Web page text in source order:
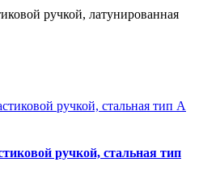
ручкой, латунированная
ручкой, стальная тип